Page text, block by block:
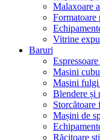
Malaxoare
Formatoare
Vitrine
Baruri
Masini
Masini fulgi
Blendere și
Storcătoare
Mașini de
Răcitoare